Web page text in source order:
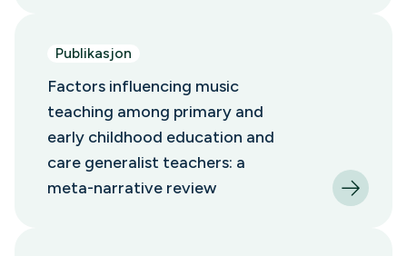
Publikasjon
Factors influencing music
teaching among primary and
early childhood education and
care generalist teachers: a
meta-narrative review